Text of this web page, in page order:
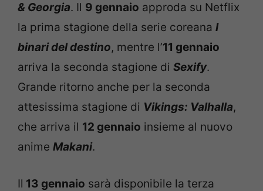
& Georgia. Il 9 gennaio approda su Netflix
la prima stagione della serie coreana I
binari del destino, mentre l’11 gennaio
arriva la seconda stagione di Sexify.
Grande ritorno anche per la seconda
attesissima stagione di Vikings: Valhalla,
che arriva il 12 gennaio insieme al nuovo
anime Makani.
Il 13 gennaio sarà disponibile la terza